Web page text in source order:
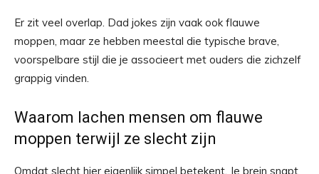
Er zit veel overlap. Dad jokes zijn vaak ook flauwe
moppen, maar ze hebben meestal die typische brave,
voorspelbare stijl die je associeert met ouders die zichzelf
grappig vinden.
Waarom lachen mensen om flauwe
moppen terwijl ze slecht zijn
Omdat slecht hier eigenlijk simpel betekent. Je brein snapt